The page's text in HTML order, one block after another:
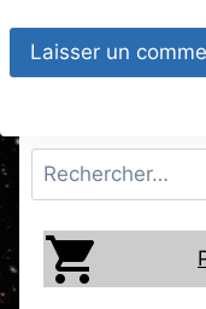
Rechercher :